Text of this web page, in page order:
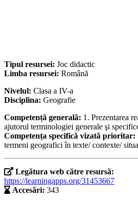
Tipul resursei: Joc didactic
Limba resursei: Română
Nivelul: Clasa a IV-a
Disciplina: Geografie
Competență generală: 1. Prezentarea
ajutorul terminologiei generale şi
Competența specifică vizată prioritar:
termeni geografici în texte/ contexte/
Legătura web către resursă:
https://learningapps.org/31453667
Accesări: 343